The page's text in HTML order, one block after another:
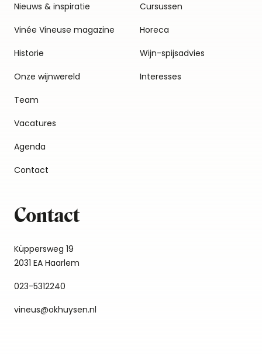
Nieuws & inspiratie
Vinée Vineuse magazine
Historie
Onze wijnwereld
Team
Vacatures
Agenda
Contact
Cursussen
Horeca
Wijn-spijsadvies
Interesses
Contact
Küppersweg 19
2031 EA Haarlem
023-5312240
vineus@okhuysen.nl